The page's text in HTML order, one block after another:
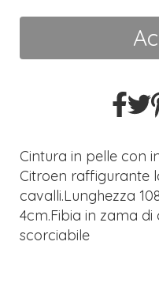
Cintura in pelle con
Citroen raffigurante
cavalli.Lunghezza
4cm.Fibia in zama
scorciabile